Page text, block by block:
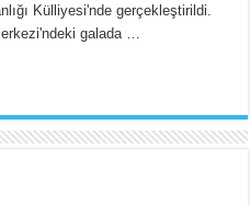
Külliyesi'nde gerçekleştirildi.
galada …